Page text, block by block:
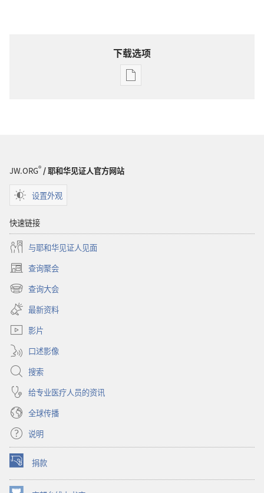
下载选项
电
2009
JW.ORG®/ 耶和华见证人官方网站
设置外观
快速链接
与耶和华见证人见面
查询聚会
（打
开
新
窗
口）
查询大会
（打
开
新
窗
最新资料
影片
口述影像
搜索
给专业医疗人员的资讯
全球传播
说明
捐款
（打
开
新